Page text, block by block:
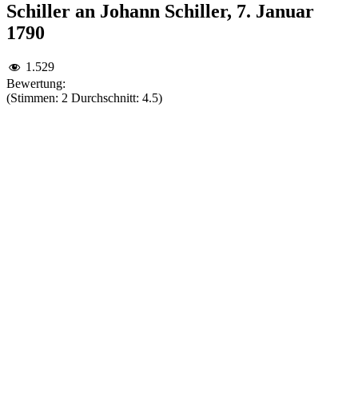
Schiller an Johann Schiller, 7. Januar
1790
1.529
Bewertung:
(Stimmen: 2 Durchschnitt: 4.5)